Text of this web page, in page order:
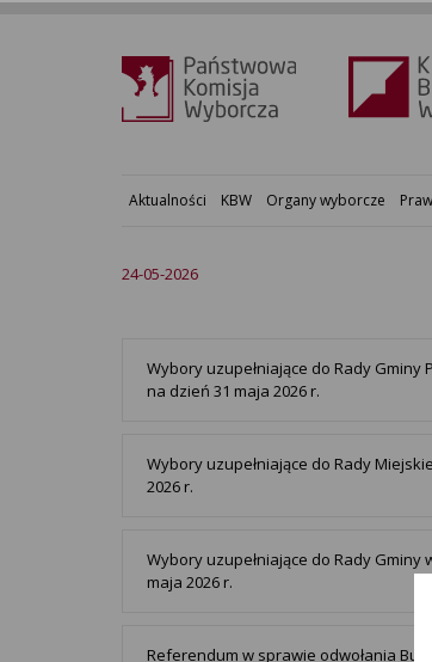
Aktualności KBW Organy wyborcze
24-05-2026
Wybory uzupełniające do Rady
na dzień 31 maja 2026 r.
Wybory uzupełniające do Rady
2026 r.
Wybory uzupełniające do Rady Gminy
maja 2026 r.
Referendum w sprawie odwołania